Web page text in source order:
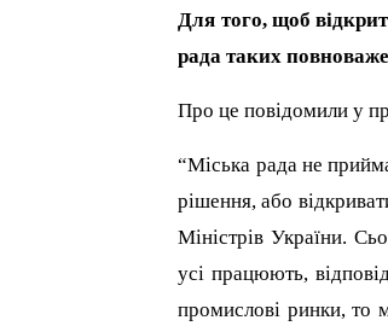
Для того, щоб
рада таких
Про це повідомили у
“Міська рада не
рішення, або
Міністрів України.
усі працюють,
промислові ринки, то